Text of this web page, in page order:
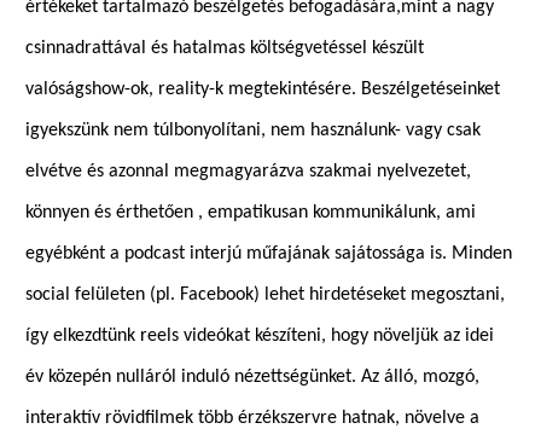
értékeket tartalmazó beszélgetés befogadására,mint a nagy
csinnadrattával és hatalmas költségvetéssel készült
valóságshow-ok, reality-k megtekintésére. Beszélgetéseinket
igyekszünk nem túlbonyolítani, nem használunk- vagy csak
elvétve és azonnal megmagyarázva szakmai nyelvezetet,
könnyen és érthetően , empatikusan kommunikálunk, ami
egyébként a podcast interjú műfajának sajátossága is. Minden
social felületen (pl. Facebook) lehet hirdetéseket megosztani,
így elkezdtünk reels videókat készíteni, hogy növeljük az idei
év közepén nulláról induló nézettségünket. Az álló, mozgó,
interaktív rövidfilmek több érzékszervre hatnak, növelve a